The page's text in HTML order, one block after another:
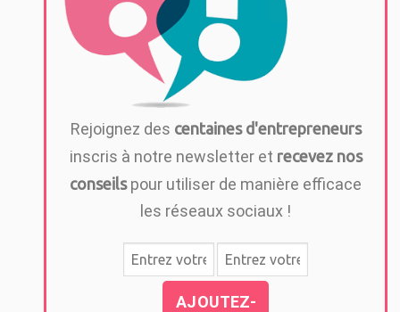
Rejoignez des centaines d'entrepreneurs
inscris à notre newsletter et recevez nos
conseilspour utiliser de manière efficace
les réseaux sociaux !
AJOUTEZ-